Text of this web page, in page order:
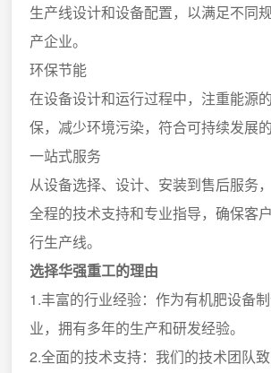
生产线设计和设备配置，以满足不同
产企业。
环保节能
在设备设计和运行过程中，注重能源
保，减少环境污染，符合可持续发展的
一站式服务
从设备选择、设计、安装到售后服务
全程的技术支持和专业指导，确保客
行生产线。
选择华强重工的理由
1.丰富的行业经验：作为有机肥设备
业，拥有多年的生产和研发经验。
2.全面的技术支持：我们的技术团队